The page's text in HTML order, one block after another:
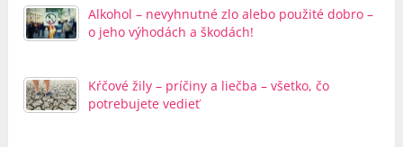
Alkohol – nevyhnutné zlo alebo použité dobro –
o jeho výhodách a škodách!
Kŕčové žily – príčiny a liečba – všetko, čo
potrebujete vedieť